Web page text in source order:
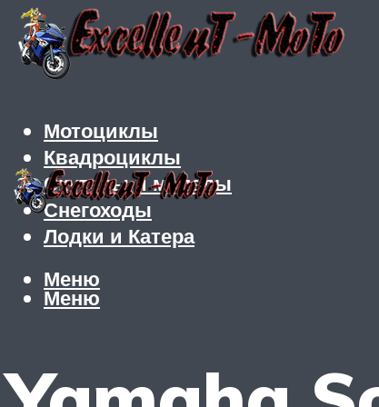
Мотоциклы
Квадроциклы
Скутеры и мопеды
Снегоходы
Лодки и Катера
Меню
Меню